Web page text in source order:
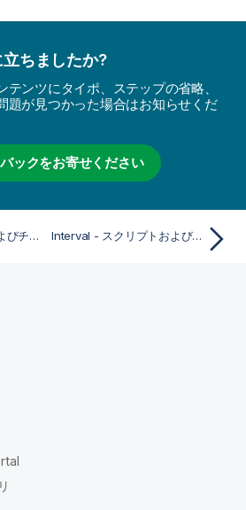
ちましたか?
テンツにタイポ、ステップの省略、
題が見つかった場合はお知らせくだ
ックをお寄せください
Date - スクリプトおよびチャート関数 Interval - スクリプトおよびチャート関数